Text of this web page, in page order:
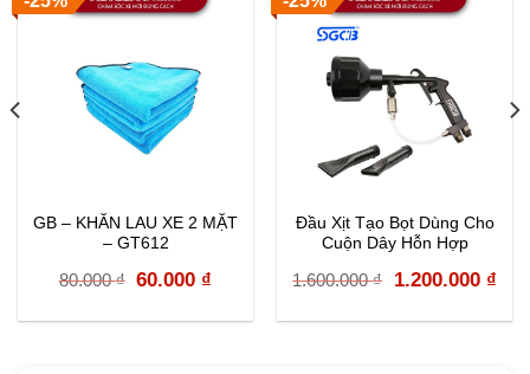
GB – KHĂN LAU XE 2 MẶT
– GT612
80.000₫ Original
60.000 ₫
Đầu Xịt Tạo Bọt Dùng Cho
Cuộn Dây Hỗn Hợp
1.600.000₫
Original
1.200.000 ₫